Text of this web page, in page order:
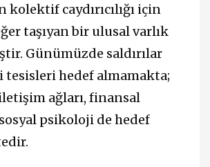
caydırıcılığı için
taşıyan bir ulusal varlık
Günümüzde saldırılar
tesisleri hedef almamakta;
ağları, finansal
psikoloji de hedef